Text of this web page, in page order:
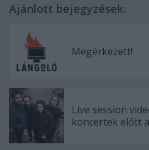
Ajánlott bejegyzések:
Megérkezett!
Live session
koncertek előtt